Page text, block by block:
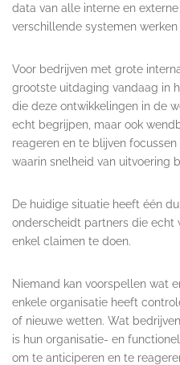
data van alle interne en
verschillende systemen
Voor bedrijven met grote
grootste uitdaging vandaag in
die deze ontwikkelingen in de
echt begrijpen, maar ook
reageren en te blijven
waarin snelheid van uitvoering
De huidige situatie heeft één
onderscheidt partners die echt
enkel claimen te doen.
Niemand kan voorspellen wat
enkele organisatie heeft
of nieuwe wetten. Wat
is hun organisatie- en
om te anticiperen en te